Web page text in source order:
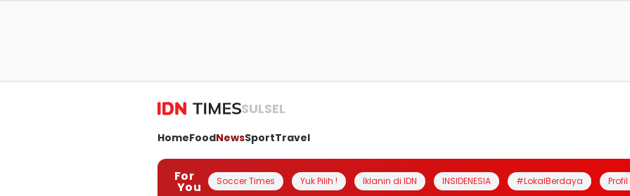
SULSEL
HomeFoodNewsSportTravel
For
You Soccer Times Yuk Pilih ! Iklanin di IDN INSIDENESIA #LokalBerdaya